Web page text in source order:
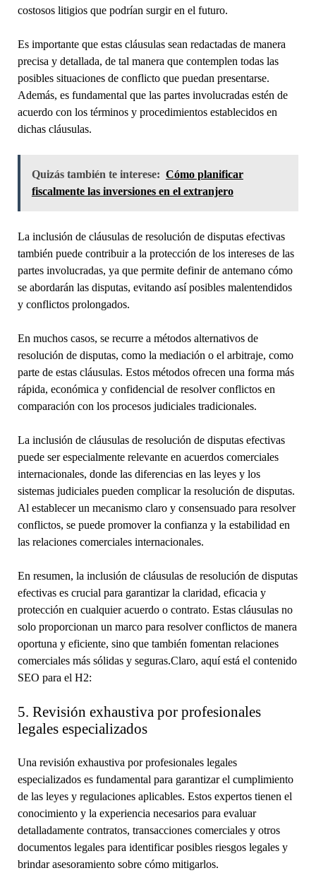
costosos litigios que podrían surgir en el futuro.
Es importante que estas cláusulas sean redactadas de manera
precisa y detallada, de tal manera que contemplen todas las
posibles situaciones de conflicto que puedan presentarse.
Además, es fundamental que las partes involucradas estén de
acuerdo con los términos y procedimientos establecidos en
dichas cláusulas.
Quizás también te interese: Cómo planificar
fiscalmente las inversiones en el extranjero
La inclusión de cláusulas de resolución de disputas efectivas
también puede contribuir a la protección de los intereses de las
partes involucradas, ya que permite definir de antemano cómo
se abordarán las disputas, evitando así posibles malentendidos
y conflictos prolongados.
En muchos casos, se recurre a métodos alternativos de
resolución de disputas, como la mediación o el arbitraje, como
parte de estas cláusulas. Estos métodos ofrecen una forma más
rápida, económica y confidencial de resolver conflictos en
comparación con los procesos judiciales tradicionales.
La inclusión de cláusulas de resolución de disputas efectivas
puede ser especialmente relevante en acuerdos comerciales
internacionales, donde las diferencias en las leyes y los
sistemas judiciales pueden complicar la resolución de disputas.
Al establecer un mecanismo claro y consensuado para resolver
conflictos, se puede promover la confianza y la estabilidad en
las relaciones comerciales internacionales.
En resumen, la inclusión de cláusulas de resolución de disputas
efectivas es crucial para garantizar la claridad, eficacia y
protección en cualquier acuerdo o contrato. Estas cláusulas no
solo proporcionan un marco para resolver conflictos de manera
oportuna y eficiente, sino que también fomentan relaciones
comerciales más sólidas y seguras.Claro, aquí está el contenido
SEO para el H2:
5. Revisión exhaustiva por profesionales
legales especializados
Una revisión exhaustiva por profesionales legales
especializados es fundamental para garantizar el cumplimiento
de las leyes y regulaciones aplicables. Estos expertos tienen el
conocimiento y la experiencia necesarios para evaluar
detalladamente contratos, transacciones comerciales y otros
documentos legales para identificar posibles riesgos legales y
brindar asesoramiento sobre cómo mitigarlos.